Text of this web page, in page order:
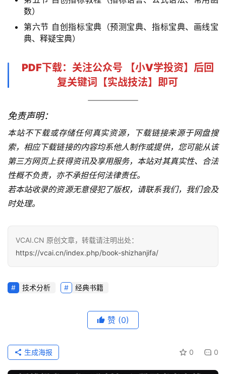
数）
第六节 自创指标宝典（预测宝典、指标宝典、画线宝
典、释疑宝典）
PDF下载：关注公众号 【小V学投资】后回
复关键词【实战技法】即可
免责声明：
本站不下载或存储任何真实资源，下载链接来源于网盘搜
索，相应下载链接的内容均系他人制作或提供，您可能从该
第三方网页上获得资讯及享用服务，本站对其真实性、合法
性概不负责，亦不承担任何法律责任。
若本站收录的资源无意侵犯了版权，请联系我们，我们会及
时处理。
VCAI.CN 原创文章，转载请注明出处：
https://vcai.cn/index.php/book-shizhanjifa/
技术分析 经典书籍
赞 (0)
0 0
生成海报